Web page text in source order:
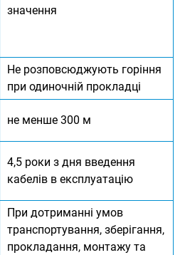
значення
Не розповсюджують горіння
при одиночній прокладці
не менше 300 м
4,5 роки з дня введення
кабелів в експлуатацію
При дотриманні умов
транспортування, зберігання,
прокладання, монтажу та